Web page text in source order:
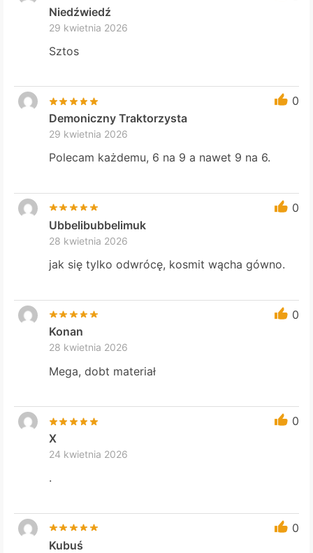
Niedźwiedź
29 kwietnia 2026
Sztos
0
Demoniczny Traktorzysta
29 kwietnia 2026
Polecam każdemu, 6 na 9 a nawet 9 na 6.
0
Ubbelibubbelimuk
28 kwietnia 2026
jak się tylko odwrócę, kosmit wącha gówno.
0
Konan
28 kwietnia 2026
Mega, dobt materiał
0
X
24 kwietnia 2026
.
0
Kubuś